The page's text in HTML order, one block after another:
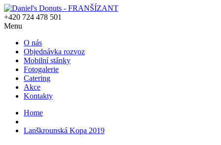
+420 724 478 501
Menu
O nás
Objednávka rozvoz
Mobilní stánky
Fotogalerie
Catering
Akce
Kontakty
Home
Lanškrounská Kopa 2019